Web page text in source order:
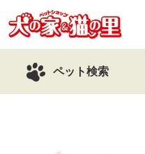
ペット検索